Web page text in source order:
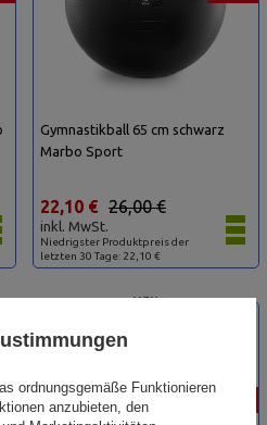
Gymnastikball 65 cm schwarz
Marbo Sport
Niedrigster Produktpreis der
letzten 30 Tage: 22,10 €
26,00 €
22,10 €
inkl. MwSt.
NEU
ordnungsgemäße Funktionieren
anzubieten, den